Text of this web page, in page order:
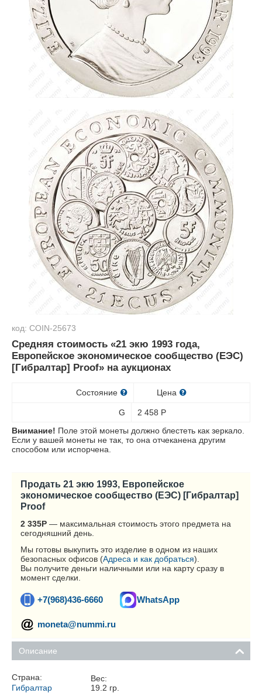
код: COIN-25673
Средняя стоимость «21 экю 1993 года,
Европейское экономическое сообщество (ЕЭС)
[Гибралтар] Proof» на аукционах
Состояние Цена
G 2 458 Р
Внимание! Поле этой монеты должно блестеть как зеркало.
Если у вашей монеты не так, то она отчеканена другим
способом или испорчена.
Продать 21 экю 1993, Европейское
экономическое сообщество (ЕЭС) [Гибралтар]
Proof
2 335Р — максимальная стоимость этого предмета на
сегодняшний день.
Мы готовы выкупить это изделие в одном из наших
безопасных офисов (Адреса и как добраться).
Вы получите деньги наличными или на карту сразу в
момент сделки.
+7(968)436-6660 WhatsApp
moneta@nummi.ru
Описание
Страна:
Гибралтар
Вес:
19.2 гр.